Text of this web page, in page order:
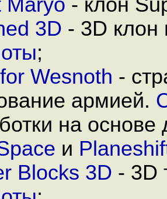
3D - 3D клон
;
Wesnoth -
армией.
на
и
Blocks 3D - 3D